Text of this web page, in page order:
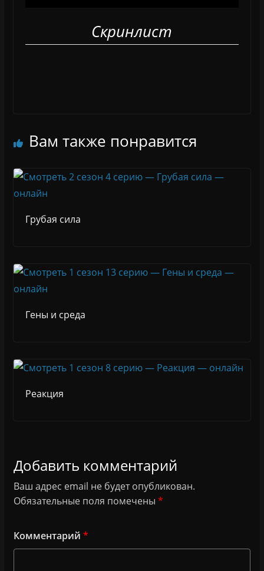
Скринлист
Вам также понравится
Грубая сила
Гены и среда
Реакция
Добавить комментарий
Ваш адрес email не будет опубликован.
Обязательные поля помечены *
Комментарий *